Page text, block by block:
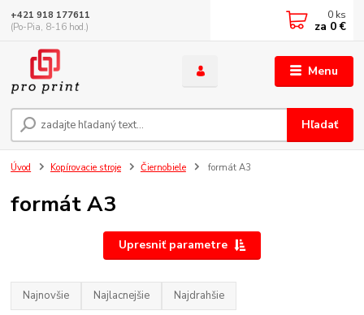
Menu
Hľadať
+421 918 177611
(Po-Pia, 8-16 hod.)
0 ks
za 0 €
Úvod Kopírovacie stroje Čiernobiele formát A3
formát A3
Upresniť parametre
Najnovšie Najlacnejšie Najdrahšie